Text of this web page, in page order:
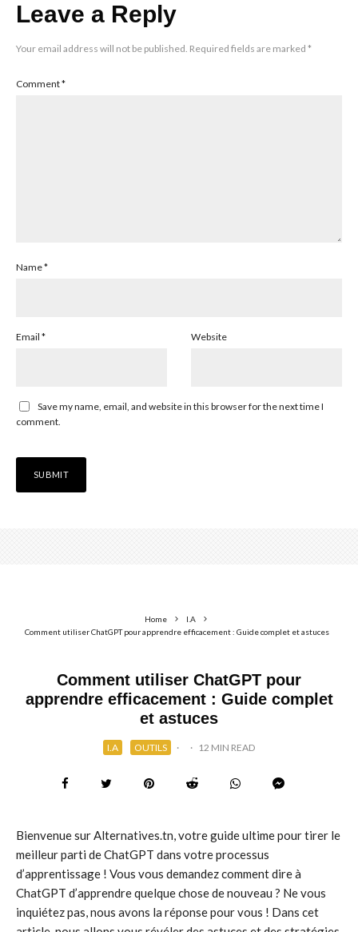
Leave a Reply
Your email address will not be published. Required fields are marked *
Comment*
Name*
Email * Website
Save my name, email, and website in this browser for the next time I
comment.
Home
I.A
Comment utiliser ChatGPT pour apprendre efficacement : Guide complet et astuces
Comment utiliser ChatGPT pour
apprendre efficacement : Guide complet
et astuces
I.A OUTILS · · 12 MIN READ
Bienvenue sur Alternatives.tn, votre guide ultime pour tirer le
meilleur parti de ChatGPT dans votre processus
d’apprentissage ! Vous vous demandez comment dire à
ChatGPT d’apprendre quelque chose de nouveau ? Ne vous
inquiétez pas, nous avons la réponse pour vous ! Dans cet